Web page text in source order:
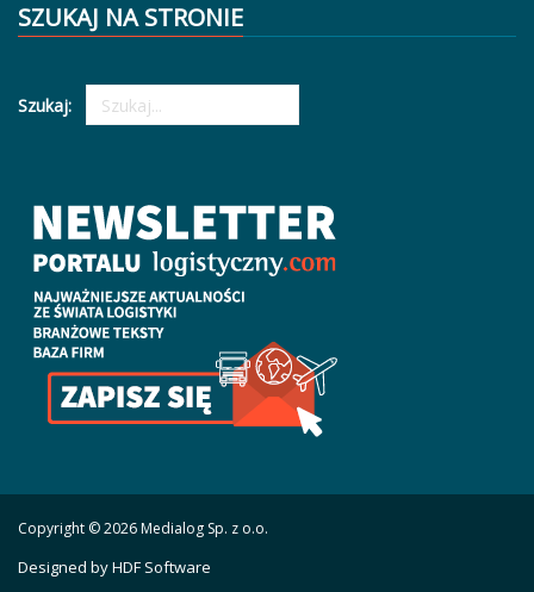
SZUKAJ NA STRONIE
Szukaj:
Copyright © 2026 Medialog Sp. z o.o.
Designed by HDF Software